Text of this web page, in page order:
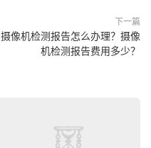
下一篇
摄像机检测报告怎么办理？摄像
机检测报告费用多少？